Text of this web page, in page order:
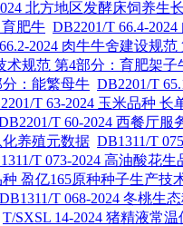
北方地区发酵床饲养生
肥牛 DB2201/T 66.4-
2024 肉牛牛舍建设规
术规范 第4部分：育肥架子
分：能繁母牛 DB2201/T
T 63-2024 玉米品种 长
T 60-2024 西餐厅服
化养殖元数据 DB1311/T
T 073-2024 高油酸花
种 盈亿165原种种子生产技
DB1311/T 068-2024 冬桃生
T/SXSL 14-2024 猪精液常